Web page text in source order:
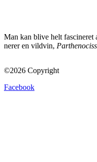
Man kan blive helt fascineret
nerer en vildvin,
©2026 Copyright
Facebook